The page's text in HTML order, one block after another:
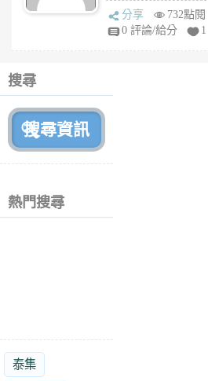
sq
fy
分享
732點閱
0 評論/給分
1
搜尋
熱門搜尋
泰集